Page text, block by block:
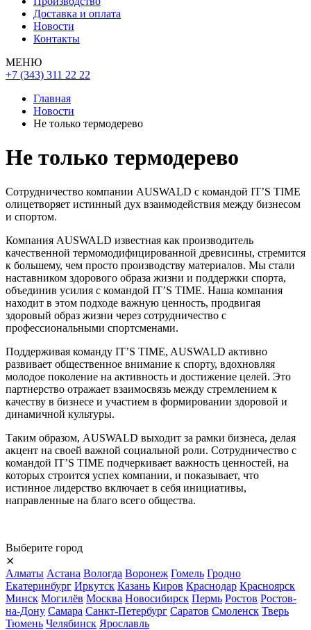
Доставка и оплата
Новости
Контакты
МЕНЮ
+7 (343) 311 22 22
Главная
Новости
Не только термодерево
Не только термодерево
Сотрудничество компании AUSWALD с командой IT’S TIME
олицетворяет истинный дух взаимодействия между бизнесом
и спортом.
Компания AUSWALD известная как производитель
качественной термомодифицированной древисины, стремится
к большему, чем просто производству материалов. Мы стали
наставником здорового образа жизни и поддержки спорта,
объединив усилия с командой IT’S TIME. Наша компания
находит в этом подходе важную ценность, продвигая
здоровый образ жизни через сотрудничество с
профессиональными спортсменами.
Поддерживая команду IT’S TIME, AUSWALD активно
развивает общественное внимание к спорту, вдохновляя
молодое поколение на активность и достижение целей. Это
партнерство отражает взаимосвязь между стремлением к
качеству в бизнесе и участием в формировании здоровой и
динамичной культуры.
Таким образом, AUSWALD выходит за рамки бизнеса, делая
акцент на своей важной социальной роли. Сотрудничество с
командой IT’S TIME подчеркивает важность ценностей, на
которых строится успех компании, и показывает, что
истинное лидерство включает в себя инициативы,
направленные на благо всего общества.
Выберите город
⨯
Алматы Астана Вологда Воронеж Гомель Гродно
Екатеринбург Иркутск Казань Киров Краснодар Красноярск
Минск Могилёв Москва Новосибирск Пермь Ростов Ростов-
на-Дону Самара Санкт-Петербург Саратов Смоленск Тверь
Тюмень Челябинск Ярославль